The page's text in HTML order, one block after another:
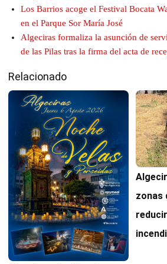
Los Barrios acoge el Festival Bocata
en el Parque Sor María José
Algeciras formaliza la asunción de
de las Pilas tras la firma del acta de
Relacionado
zonas